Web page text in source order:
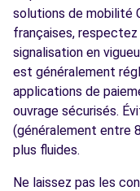
solutions de mobilité
françaises,
signalisation en
est généralement
applications de
ouvrage sécurisés.
(généralement entre
plus fluides.
Ne laissez pas les